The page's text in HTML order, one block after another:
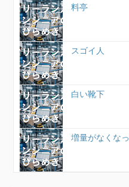
料亭
スゴイ人
白い靴下
増量がなくな